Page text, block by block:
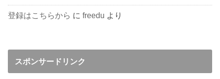
登録はこちらから にfreedu より
スポンサードリンク